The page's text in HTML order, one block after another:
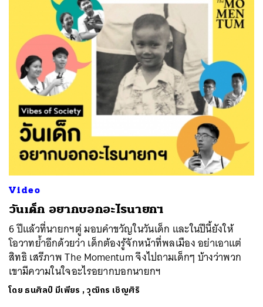
Video
วันเด็ก อยากบอกอะไรนายกฯ
6 ปีแล้วที่นายกฯตู่ มอบคำขวัญในวันเด็ก และในปีนี้ยังให้
โอวาทย้ำอีกด้วยว่า เด็กต้องรู้จักหน้าที่พลเมือง อย่าเอาแต่
สิทธิ เสรีภาพ The Momentum จึงไปถามเด็กๆ บ้างว่าพวก
เขามีความในใจอะไรอยากบอกนายกฯ
โดย ธนศิลป์ มีเพียร ,วุฒิกร เชิญศิริ